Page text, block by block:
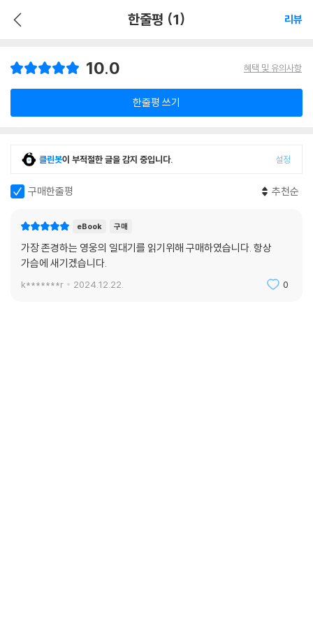
한줄평 (1) 리뷰
10.0 혜택 및 유의사항
한줄평 쓰기
클린봇이 부적절한 글을 감지 중입니다. 설정
구매한줄평 추천순
eBook 구매
가장 존경하는 영웅의 일대기를 읽기위해 구매하였습니다. 항상
가슴에 새기겠습니다.
k*******r 2024.12.22. 0